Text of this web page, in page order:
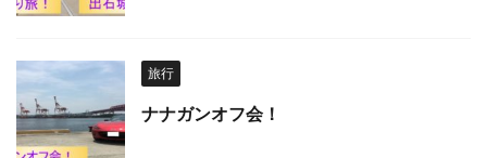
旅行
ナナガンオフ会！